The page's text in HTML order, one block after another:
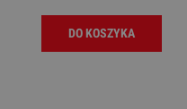
DO KOSZYKA